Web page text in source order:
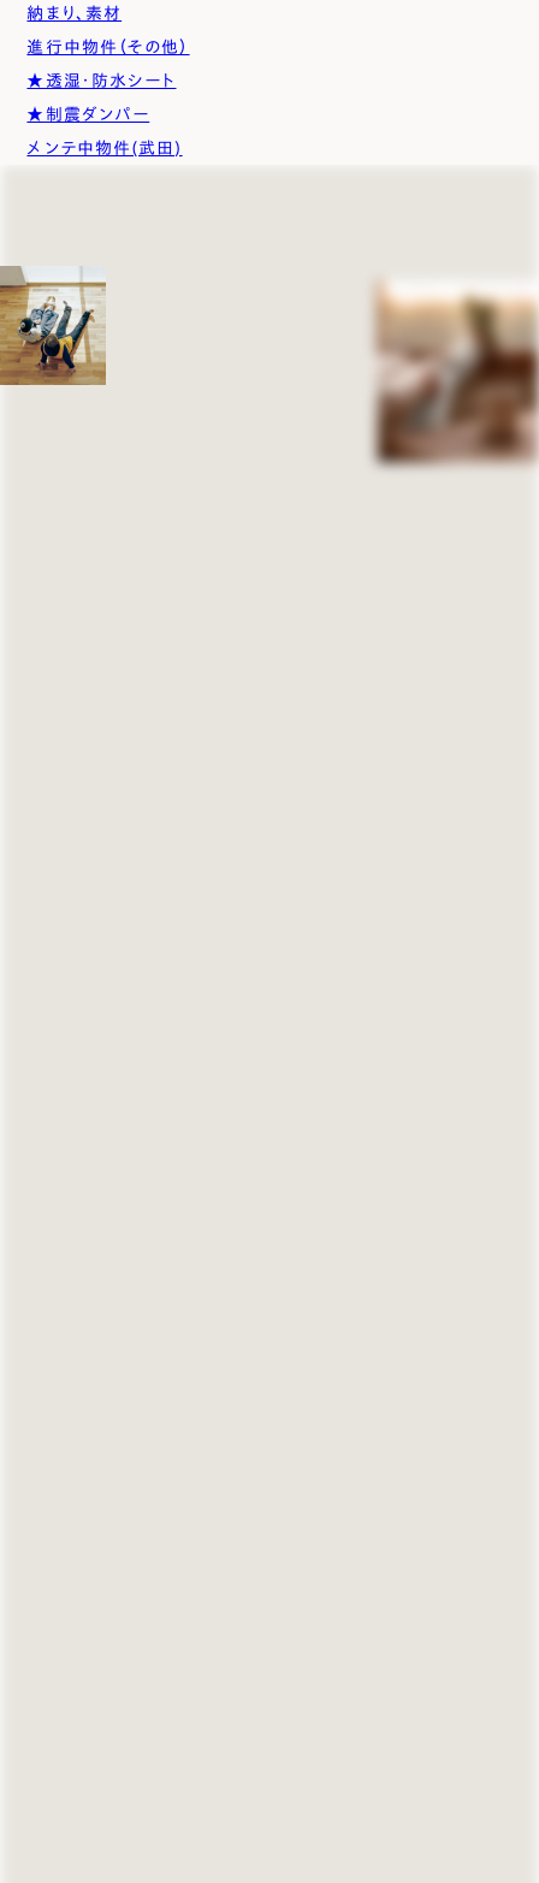
納まり、素材
進行中物件（その他）
★透湿・防水シート
★制震ダンパー
メンテ中物件(武田)